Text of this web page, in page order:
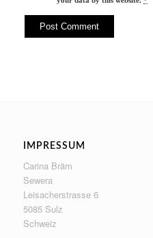
IMPRESSUM
Carina Bräm
Sewera
Leisacherstrasse 6
5085 Sulz
Schweiz